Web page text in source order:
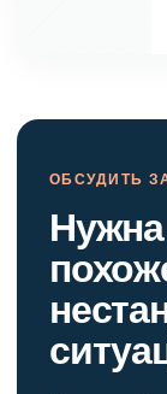
ОБСУДИТЬ
Нужна